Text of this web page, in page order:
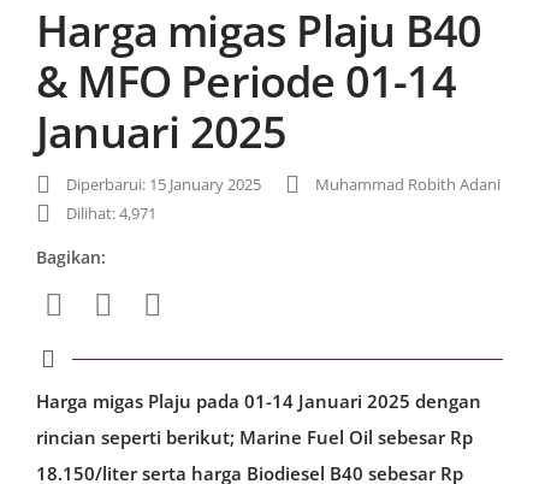
Harga migas Plaju B40
& MFO Periode 01-14
Januari 2025
Diperbarui: 15 January 2025
Muhammad Robith Adani
Dilihat: 4,971
Bagikan:
Harga migas Plaju pada 01-14 Januari 2025 dengan
rincian seperti berikut; Marine Fuel Oil sebesar Rp
18.150/liter serta harga Biodiesel B40 sebesar Rp